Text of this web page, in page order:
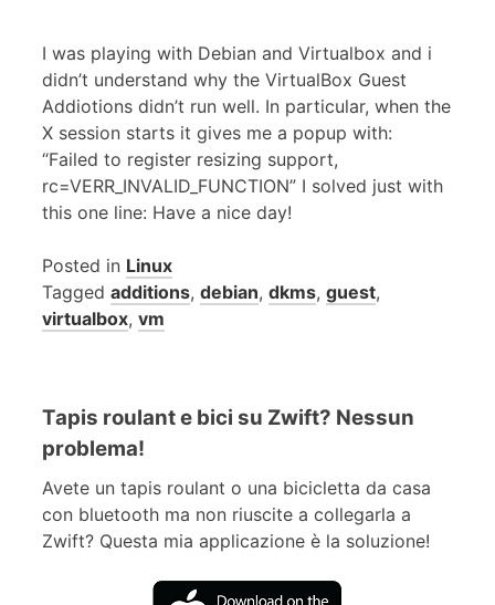
I was playing with Debian and Virtualbox and i
didn’t understand why the VirtualBox Guest
Addiotions didn’t run well. In particular, when the
X session starts it gives me a popup with:
“Failed to register resizing support,
rc=VERR_INVALID_FUNCTION” I solved just with
this one line: Have a nice day!
Posted in Linux
Tagged additions, debian, dkms, guest,
virtualbox, vm
Tapis roulant e bici su Zwift? Nessun
problema!
Avete un tapis roulant o una bicicletta da casa
con bluetooth ma non riuscite a collegarla a
Zwift? Questa mia applicazione è la soluzione!